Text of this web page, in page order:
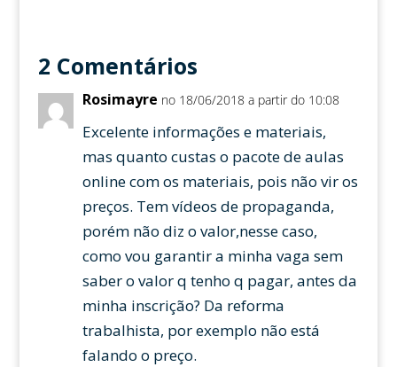
2 Comentários
Rosimayre no 18/06/2018 a partir do 10:08
Excelente informações e materiais,
mas quanto custas o pacote de aulas
online com os materiais, pois não vir os
preços. Tem vídeos de propaganda,
porém não diz o valor,nesse caso,
como vou garantir a minha vaga sem
saber o valor q tenho q pagar, antes da
minha inscrição? Da reforma
trabalhista, por exemplo não está
falando o preço.